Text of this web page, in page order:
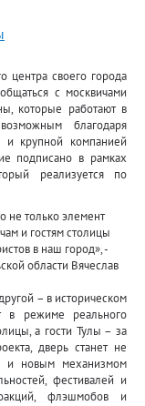
центра своего города
с москвичами
которые работают в
благодаря
и крупной компанией
подписано в рамках
реализуется по
не только элемент
и гостям столицы
в наш город», -
области Вячеслав
– в историческом
в режиме реального
а гости Тулы – за
дверь станет не
и новым механизмом
фестивалей и
флэшмобов и